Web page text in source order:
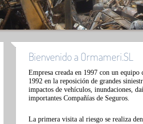
Bienvenido a Ormameri.SL
Empresa creada en 1997 con un equipo
1992 en la reposición de grandes
impactos de vehículos, inundaciones,
importantes Compañías de Seguros.
La primera visita al riesgo se realiza